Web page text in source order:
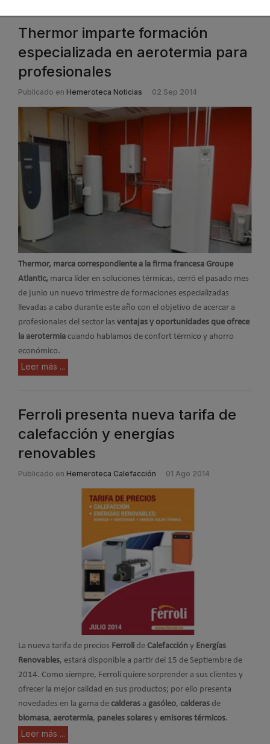
Thermor imparte formación
especializada en aerotermia para
profesionales
Publicado en Hemeroteca Noticias 02 Sep 2014
Thermor, marca correspondiente a la firma francesa Groupe
Atlantic, marca líder en soluciones térmicas, cerró el pasado mes
de junio un nuevo trimestre de formaciones especializadas
llevadas a cabo durante este año con el objetivo de acercar a
profesionales del sector las ventajas y oportunidades que ofrece
la aerotermia cuando hablamos de confort térmico y ahorro
económico.
Leer más ...
Ferroli presenta nueva tarifa de
calefacción y energías
renovables
Publicado en Hemeroteca Calefacción 01 Ago 2014
La nueva tarifa de precios Ferroli de Calefacción y Energías
Renovables, estará disponible a partir del 15 de Septiembre de
2014. Como siempre, Ferroli quiere sorprender a sus clientes y
ofrecer la mejor calidad en sus productos; por ello presenta
novedades en la gama de calderas a gasóleo, calderas de
biomasa, aerotermia, paneles solares y emisores térmicos.
Leer más ...